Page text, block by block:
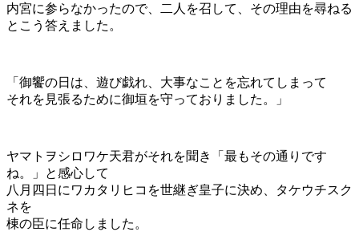
内宮に参らなかったので、二人を召して、その理由を尋ねる
とこう答えました。
「御饗の日は、遊び戯れ、大事なことを忘れてしまって
それを見張るために御垣を守っておりました。」
ヤマトヲシロワケ天君がそれを聞き「最もその通りです
ね。」と感心して
八月四日にワカタリヒコを世継ぎ皇子に決め、タケウチスク
ネを
棟の臣に任命しました。